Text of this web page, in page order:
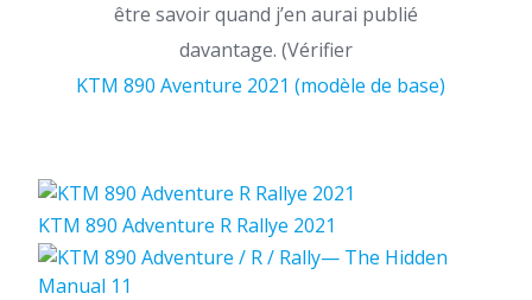
être savoir quand j’en aurai publié
davantage. (Vérifier
KTM 890 Aventure 2021 (modèle de base)
KTM 890 Adventure R Rallye 2021